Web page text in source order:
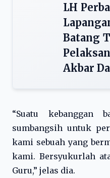
LH
Batang
Akbar
“Suatu kebanggan
sumbangsih untuk
kami sebuah yang
kami. Bersyukurlah
Guru,” jelas dia.